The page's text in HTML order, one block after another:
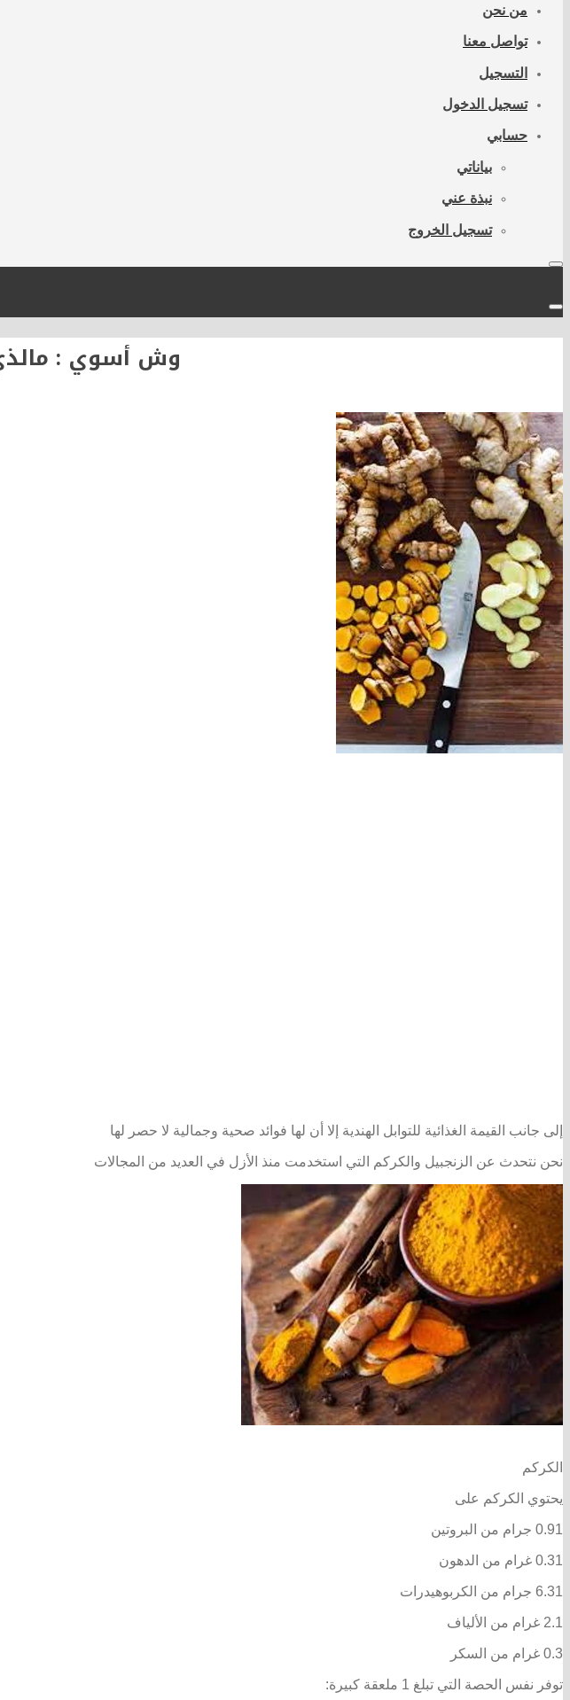
من نحن
تواصل معنا
التسجيل
تسجيل الدخول
حسابي
بياناتي
نبذة عني
تسجيل الخروج
وش أسوي : مالذي
إلى جانب القيمة الغذائية للتوابل الهندية إلا أن لها فوائد صحية وجمالية لا حصر لها
نحن نتحدث عن الزنجبيل والكركم التي استخدمت منذ الأزل في العديد من المجالات
الكركم
يحتوي الكركم على
0.91 جرام من البروتين
0.31 غرام من الدهون
6.31 جرام من الكربوهيدرات
2.1 غرام من الألياف
0.3 غرام من السكر
توفر نفس الحصة التي تبلغ 1 ملعقة كبيرة: